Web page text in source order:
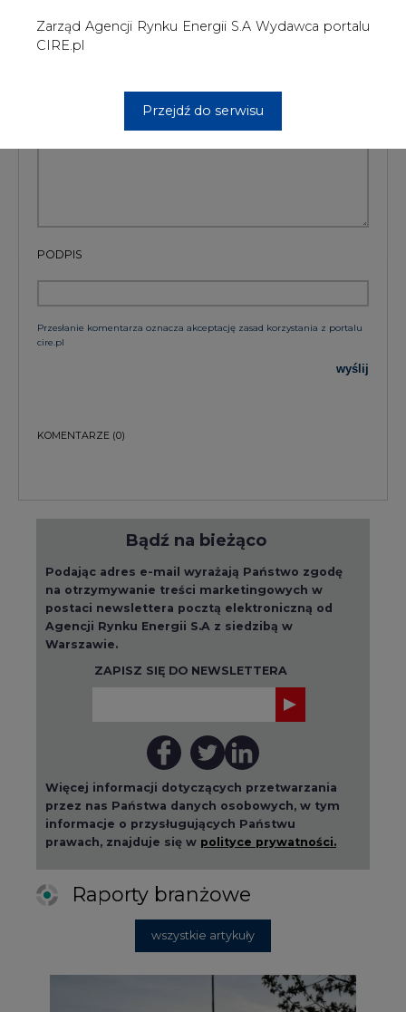
Przejdź do serwisu
TREŚĆ KOMENTARZA
Przesłanie komentarza oznacza akceptację zasad korzystania z portalu
Podając adres e-mail wyrażają Państwo zgodę
na otrzymywanie treści marketingowych w
postaci newslettera pocztą elektroniczną od
Agencji Rynku Energii S.A z siedzibą w
Warszawie.
ZAPISZ SIĘ DO NEWSLETTERA
Więcej informacji dotyczących przetwarzania
przez nas Państwa danych osobowych, w tym
informacje o przysługujących Państwu
prawach, znajduje się w polityce prywatności.
Raporty branżowe